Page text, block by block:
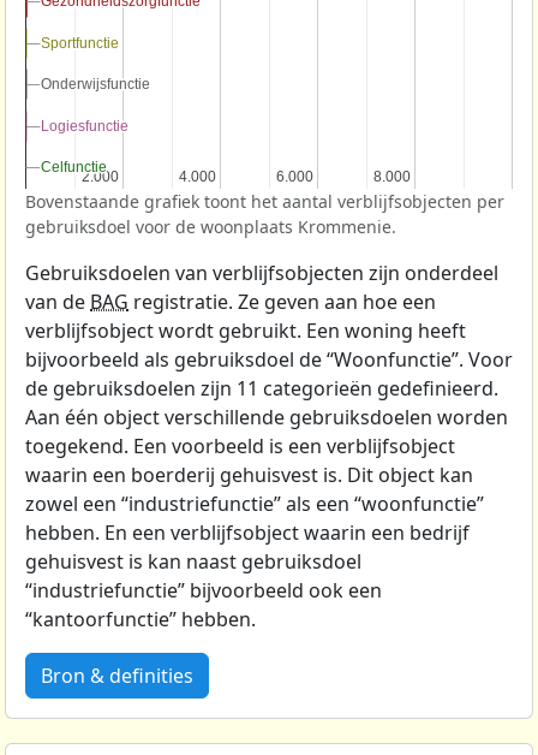
2.000
2.000 4.000
4.000 6.000
6.000 8.000
8.000
Sportfunctie
Sportfunctie
Onderwijsfunctie
Onderwijsfunctie
Logiesfunctie
Logiesfunctie
Celfunctie
Celfunctie
Bovenstaande grafiek toont het aantal verblijfsobjecten per
gebruiksdoel voor de woonplaats Krommenie.
Gebruiksdoelen van verblijfsobjecten zijn onderdeel
van de BAG registratie. Ze geven aan hoe een
verblijfsobject wordt gebruikt. Een woning heeft
bijvoorbeeld als gebruiksdoel de “Woonfunctie”. Voor
de gebruiksdoelen zijn 11 categorieën gedefinieerd.
Aan één object verschillende gebruiksdoelen worden
toegekend. Een voorbeeld is een verblijfsobject
waarin een boerderij gehuisvest is. Dit object kan
zowel een “industriefunctie” als een “woonfunctie”
hebben. En een verblijfsobject waarin een bedrijf
gehuisvest is kan naast gebruiksdoel
“industriefunctie” bijvoorbeeld ook een
“kantoorfunctie” hebben.
Bron & definities